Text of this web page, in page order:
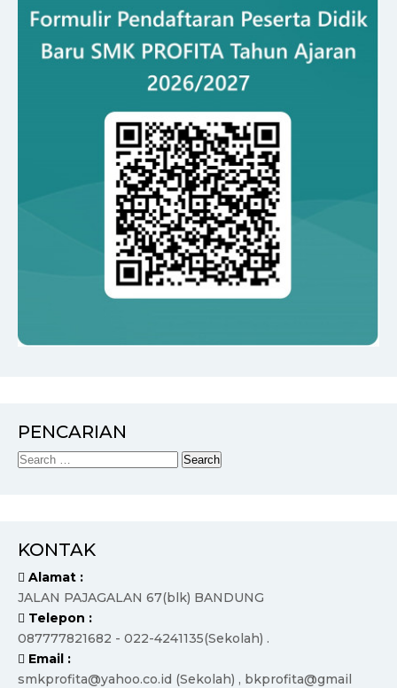
PENCARIAN
KONTAK
Alamat :
JALAN PAJAGALAN 67(blk) BANDUNG
Telepon :
087777821682 - 022-4241135(Sekolah) .
Email :
smkprofita@yahoo.co.id (Sekolah) , bkprofita@gmail